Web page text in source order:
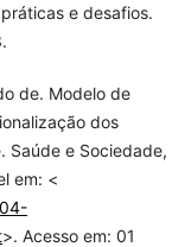
e desafios.
de. Modelo de
dos
Saúde e Sociedade,
em: <
>. Acesso em: 01